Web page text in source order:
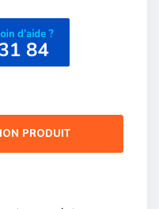
PRODUIT